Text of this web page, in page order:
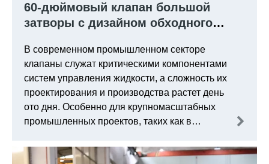
60-дюймовый клапан большой
затворы с дизайном обходного
Mitsubishi Heavy Industries.
В современном промышленном секторе
клапаны служат критическими компонентами
систем управления жидкости, а сложность их
проектирования и производства растет день
ото дня. Особенно для крупномасштабных
промышленных проектов, таких как в
техники, эксплуатации